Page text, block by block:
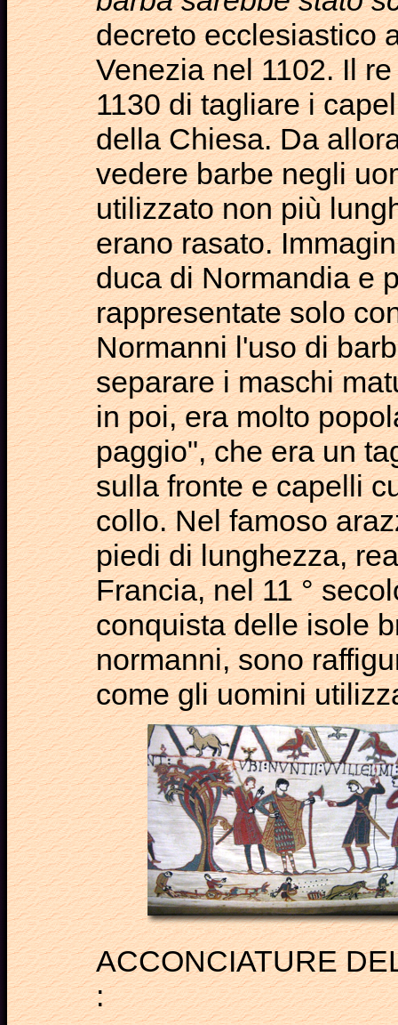
decreto ecclesiastico
Venezia nel 1102. Il
1130 di tagliare i
della Chiesa. Da
vedere barbe negli
utilizzato non più
erano rasato.
duca di Normandia e
rappresentate solo
Normanni l'uso di
separare i maschi
in poi, era molto
paggio", che era un
sulla fronte e capelli
collo. Nel famoso
piedi di lunghezza,
Francia, nel 11 °
conquista delle isole
normanni, sono
come gli uomini
ACCONCIATURE
: